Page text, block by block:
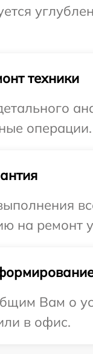
техники
операции.
на ремонт
Вам о
в офис.